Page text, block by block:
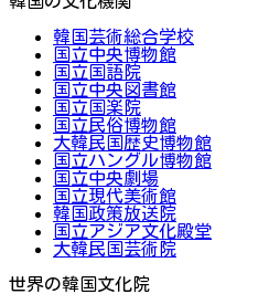
韓国芸術総合学校
国立中央博物館
国立国語院
国立中央図書館
国立国楽院
国立民俗博物館
大韓民国歴史博物館
国立ハングル博物館
国立中央劇場
国立現代美術館
韓国政策放送院
国立アジア文化殿堂
大韓民国芸術院
世界の韓国文化院